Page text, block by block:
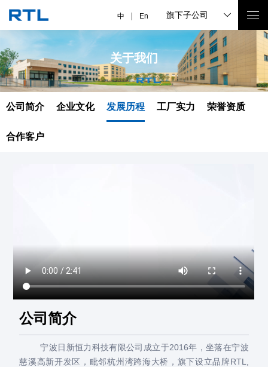
中 En 旗下子公司
关于我们
公司简介 企业文化 发展历程 工厂实力 荣誉资质
合作客户
公司简介
宁波日新恒力科技有限公司成立于2016年，坐落在宁波
慈溪高新开发区，毗邻杭州湾跨海大桥，旗下设立品牌RTL,